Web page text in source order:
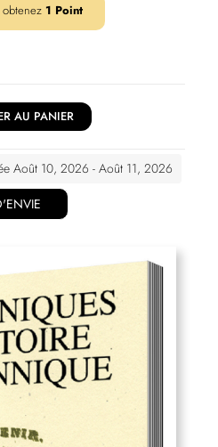
1 Point
AU PANIER
Août 10, 2026 - Août 11, 2026